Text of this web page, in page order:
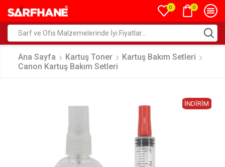
0 0
Ana Sayfa Kartuş Toner
Kartuş Bakım Setleri
Canon Kartuş Bakım Setleri
İNDIRIM